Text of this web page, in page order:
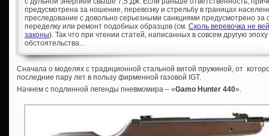
предусмотрена за ношение, перевозку и стрельбу в границах
преследование с довольно серьезными санкциями предусмотрено за
переделку или ремонт подобных образцов (см. Сколь веревочка не
законы). Так что при чтении статей, написанных в совсем другую
обстоятельства…
Сначала о моделях с традиционной стальной витой пружиной, от
последние пару лет в пользу фирменной газовой IGT.
Начнем с подлинной легенды пневмомира – «Gamo Hunter 440».